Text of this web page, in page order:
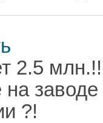
2.5
?!